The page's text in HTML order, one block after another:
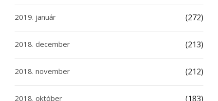
2019. január (272)
2018. december (213)
2018. november (212)
2018. október (183)